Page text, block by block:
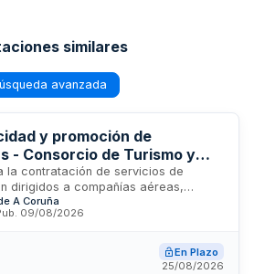
similares
avanzada
y promoción de
- Consorcio de Turismo y
la contratación de servicios de
dirigidos a compañías aéreas,
del Consorcio de Turismo y
El objeto del contrato consiste en la
a potenciar la presencia y
aéreos en el mercado, con el
A Coruña
09/08/2026
En Plazo
25/08/2026